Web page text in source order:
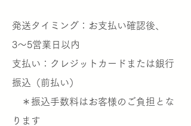
発送タイミング：お支払い確認後、
3〜5営業日以内
支払い：クレジットカードまたは銀行
振込（前払い）
＊振込手数料はお客様のご負担とな
ります